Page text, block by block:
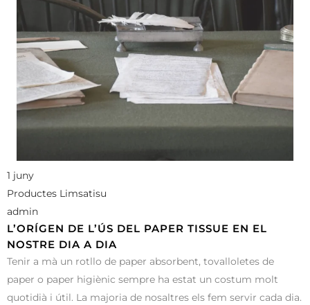
1 juny
Productes Limsatisu
admin
L’ORÍGEN DE L’ÚS DEL PAPER TISSUE EN EL
NOSTRE DIA A DIA
Tenir a mà un rotllo de paper absorbent, tovalloletes de
paper o paper higiènic sempre ha estat un costum molt
quotidià i útil. La majoria de nosaltres els fem servir cada dia.